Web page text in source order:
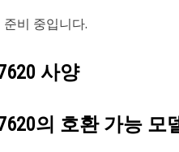
비 중입니다.
사양
의 호환 가능 모